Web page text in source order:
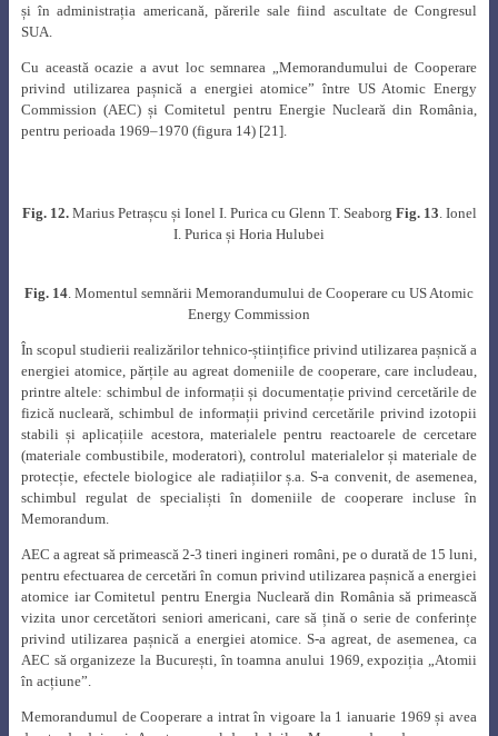
și în administrația americană, părerile sale fiind ascultate de Congresul
SUA.
Cu această ocazie a avut loc semnarea „Memorandumului de Cooperare
privind utilizarea pașnică a energiei atomice” între US Atomic Energy
Commission (AEC) și Comitetul pentru Energie Nucleară din România,
pentru perioada 1969–1970 (figura 14) [21].
Fig. 12.Marius Petrașcu și Ionel I. Purica cu Glenn T. Seaborg Fig. 13. Ionel
I. Purica și Horia Hulubei
Fig. 14. Momentul semnării Memorandumului de Cooperare cu US Atomic
Energy Commission
În scopul studierii realizărilor tehnico-științifice privind utilizarea pașnică a
energiei atomice, părțile au agreat domeniile de cooperare, care includeau,
printre altele: schimbul de informații și documentație privind cercetările de
fizică nucleară, schimbul de informații privind cercetările privind izotopii
stabili și aplicațiile acestora, materialele pentru reactoarele de cercetare
(materiale combustibile, moderatori), controlul materialelor și materiale de
protecție, efectele biologice ale radiațiilor ș.a. S-a convenit, de asemenea,
schimbul regulat de specialiști în domeniile de cooperare incluse în
Memorandum.
AEC a agreat să primească 2-3 tineri ingineri români, pe o durată de 15 luni,
pentru efectuarea de cercetări în comun privind utilizarea pașnică a energiei
atomice iar Comitetul pentru Energia Nucleară din România să primească
vizita unor cercetători seniori americani, care să țină o serie de conferințe
privind utilizarea pașnică a energiei atomice. S-a agreat, de asemenea, ca
AEC să organizeze la București, în toamna anului 1969, expoziția „Atomii
în acțiune”.
Memorandumul de Cooperare a intrat în vigoare la 1 ianuarie 1969 și avea